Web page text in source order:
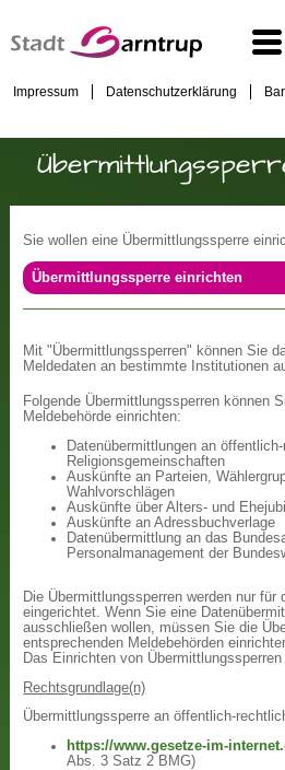
Impressum Datenschutzerklärung
Sie wollen eine Übermittlungssperre
Übermittlungssperre einrichten
Mit "Übermittlungssperren" können Sie
Meldedaten an bestimmte Institutionen
Folgende Übermittlungssperren können
Meldebehörde einrichten:
Datenübermittlungen an
Religionsgemeinschaften
Auskünfte an Parteien,
Wahlvorschlägen
Auskünfte über Alters- und
Auskünfte an Adressbuchverlage
Datenübermittlung an das
Personalmanagement der
Die Übermittlungssperren werden nur für
eingerichtet. Wenn Sie eine
ausschließen wollen, müssen Sie die
entsprechenden Meldebehörden
Das Einrichten von
Rechtsgrundlage(n)
Übermittlungssperre an öffentlich-
https://www.gesetze-im-
Abs. 3 Satz 2 BMG)